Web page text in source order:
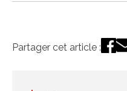
Partager cet article :